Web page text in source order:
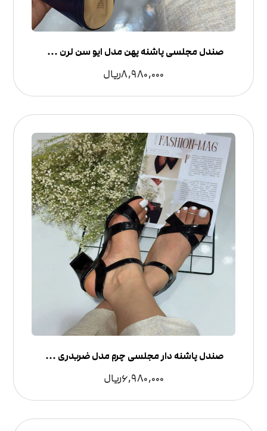
صندل مجلسی پاشنه پهن مدل ایو سن لرن چرم | لوکس و شیک | می شوز
8,980,000ریال
صندل پاشنه دار مجلسی چرم مدل ضربدری | شیک و راحت
6,980,000ریال